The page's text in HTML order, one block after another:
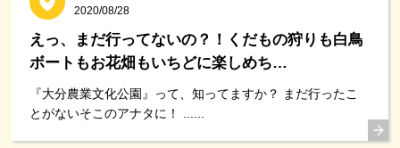
2020/08/28
えっ、まだ行ってないの？！くだもの狩りも白鳥
ボートもお花畑もいちどに楽しめち…
『大分農業文化公園』って、知ってますか？ まだ行ったこ
とがないそこのアナタに！ ......